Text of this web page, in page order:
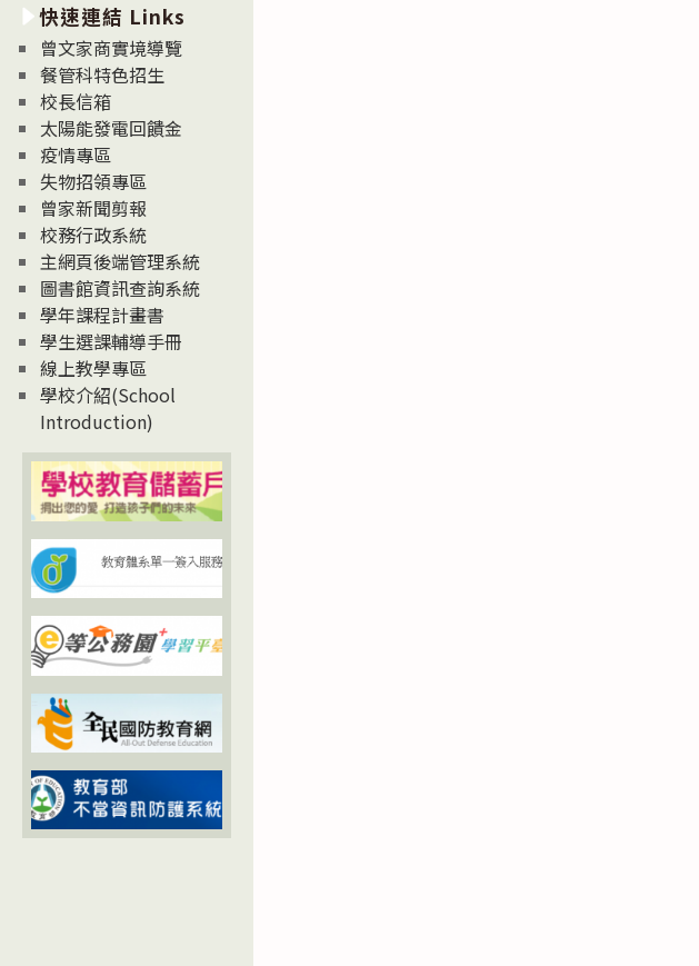
消
息
News
快速連結 Links
曾文家商實境導覽
餐管科特色招生
校長信箱
太陽能發電回饋金
疫情專區
失物招領專區
曾家新聞剪報
校務行政系統
主網頁後端管理系統
圖書館資訊查詢系統
學年課程計畫書
學生選課輔導手冊
線上教學專區
學校介紹(School
Introduction)